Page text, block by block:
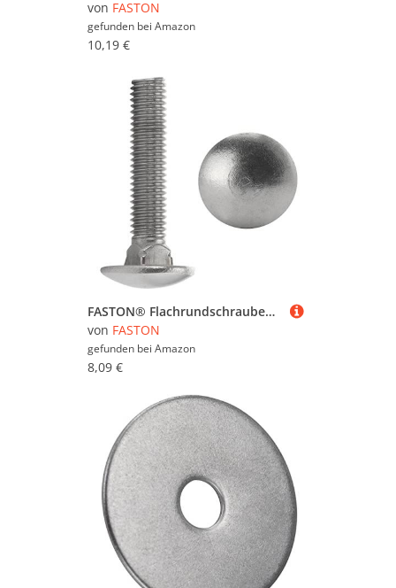
von FASTON
gefunden bei Amazon
10,19 €
FASTON® Flachrundschrauben Schlossschrauben M8x110 mm Edelstahl A2 V2A (1 Stück) mit Vierkantansatz DIN 603 Flachrundkopf Schrauben Schloßschrauben Vollgewinde
von FASTON
gefunden bei Amazon
8,09 €